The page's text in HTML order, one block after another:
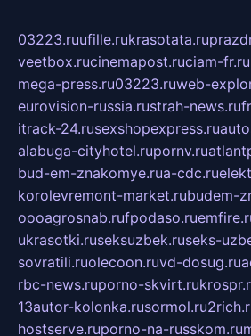
03223.ruufille.rukrasotata.ru
veetbox.rucinemapost.ruciam-fr.ru
mega-press.ru03223.ruweb-
eurovision-russia.rustrah-news.ru
itrack-24.rusexshopexpress.ru
alabuga-cityhotel.rupornv.ru
bud-em-znakomye.rua-cdc.ru
korolevremont-market.rubudem-
oooagrosnab.rufpodaso.ru
ukrasotki.ruseksuzbek.ruseks-
sovratili.ruolecoon.ruvd-dosug.ru
rbc-news.ruporno-skvirt.ru
13autor-kolonka.rusormol.ru
hostserve.ruporno-na-russkom.ru